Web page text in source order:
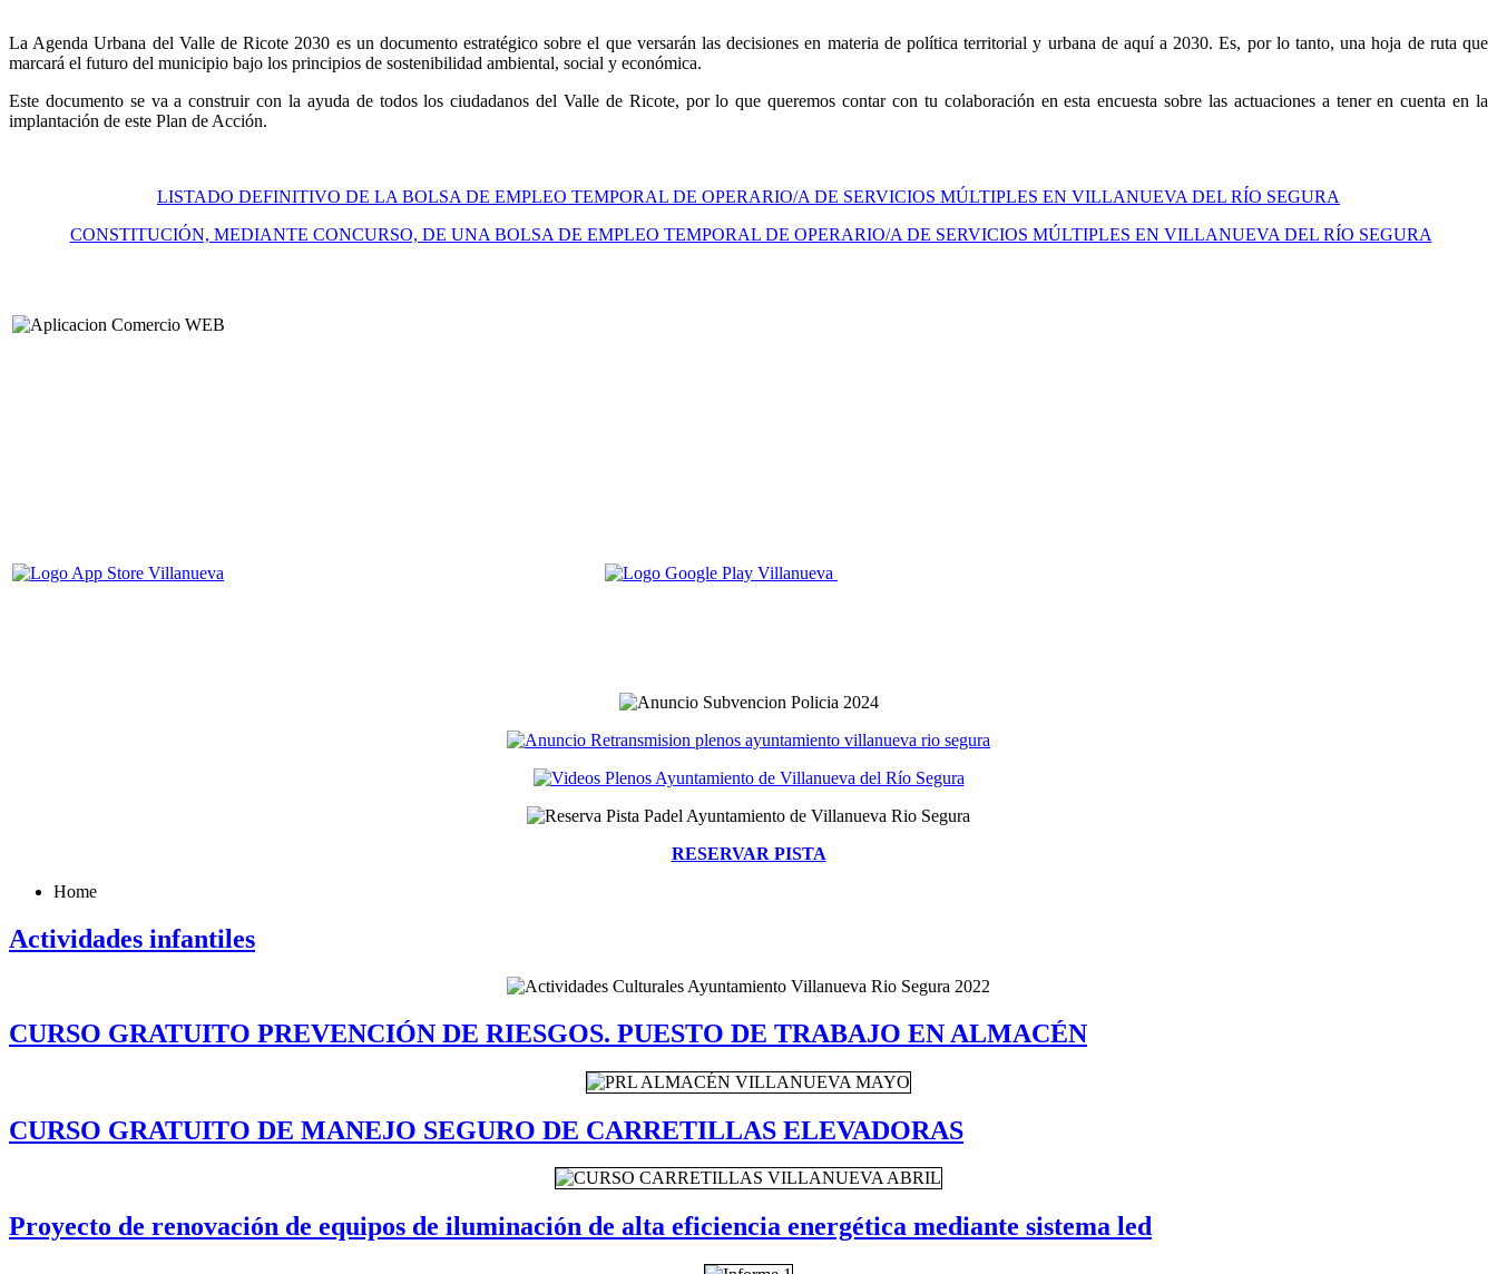
La Agenda Urbana del Valle de Ricote 2030 es un documento estratégico sobre el que versarán las decisiones en materia de política territorial y urbana de aquí a 2030. Es, por lo tanto, una hoja de ruta que
marcará el futuro del municipio bajo los principios de sostenibilidad ambiental, social y económica.
Este documento se va a construir con la ayuda de todos los ciudadanos del Valle de Ricote, por lo que queremos contar con tu colaboración en esta encuesta sobre las actuaciones a tener en cuenta en la
implantación de este Plan de Acción.
LISTADO DEFINITIVO DE LA BOLSA DE EMPLEO TEMPORAL DE OPERARIO/A DE SERVICIOS MÚLTIPLES EN VILLANUEVA DEL RÍO SEGURA
CONSTITUCIÓN, MEDIANTE CONCURSO, DE UNA BOLSA DE EMPLEO TEMPORAL DE OPERARIO/A DE SERVICIOS MÚLTIPLES EN VILLANUEVA DEL RÍO SEGURA
RESERVAR PISTA
Home
Actividades infantiles
CURSO GRATUITO PREVENCIÓN DE RIESGOS. PUESTO DE TRABAJO EN ALMACÉN
CURSO GRATUITO DE MANEJO SEGURO DE CARRETILLAS ELEVADORAS
Proyecto de renovación de equipos de iluminación de alta eficiencia energética mediante sistema led